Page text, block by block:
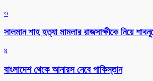
৩
সালমান শাহ হত্যা মামলার রাজসাক্ষীকে নিয়ে
৪
বাংলাদেশ থেকে আনারস নেবে পাকিস্তান